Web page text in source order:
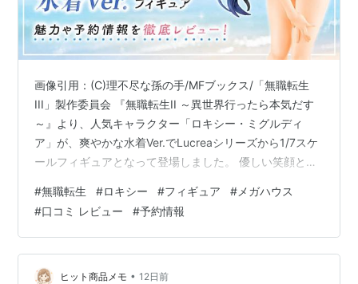
画像引用：(C)理不尽な孫の手/MFブックス/「無職転生
III」製作委員会 『無職転生II ～異世界行ったら本気だす
～』より、人気キャラクター「ロキシー・ミグルディ
ア」が、爽やかな水着Ver.でLucreaシリーズから1/7スケ
ールフィギュアとなって登場しました。 優しい笑顔と透
されており、ロキシーファンなら思わず飾りたくなる完
成度の高いフィギュアです。 「造形はどう？」「予約す
る価値はある？」「どこで購入できる？」と気になって
いる方も多いのではないでしょうか。 この記事では、
Lucrea ロキシー 水着Ver.フィギュアの魅力や特徴、見ど
#無職転生 #ロキシー #フィギュア # メガハウス
#口コミ レビュー #予約情報
ヒット商品メモ • 12日前